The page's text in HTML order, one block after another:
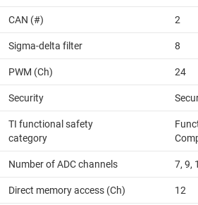
CAN (#) 2
Sigma-delta filter 8
PWM (Ch) 24
Security
TI functional safety
category
Number of ADC channels 7, 9,
Direct memory access (Ch) 12